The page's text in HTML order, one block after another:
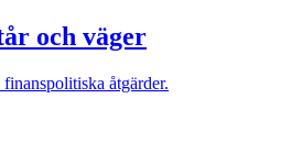
och väger
åtgärder.